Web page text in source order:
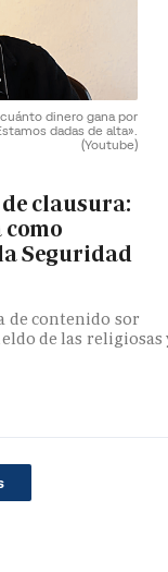
dinero gana por
dadas de alta».
(Youtube)
clausura:
como
Seguridad
de contenido sor
de las religiosas